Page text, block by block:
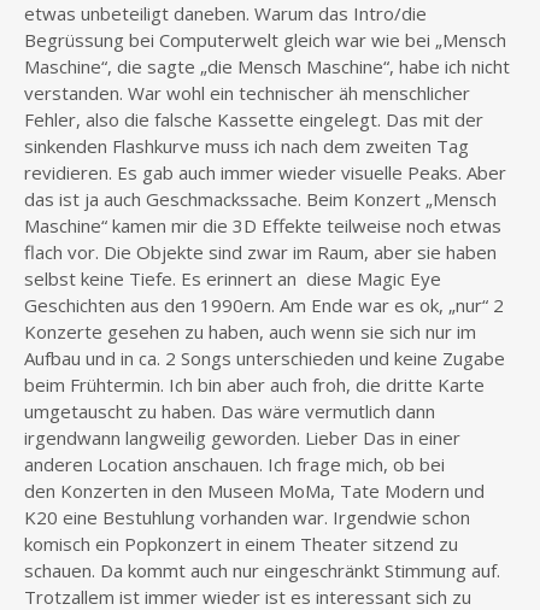
etwas unbeteiligt daneben. Warum das Intro/die
Begrüssung bei Computerwelt gleich war wie bei „Mensch
Maschine“, die sagte „die Mensch Maschine“, habe ich nicht
verstanden. War wohl ein technischer äh menschlicher
Fehler, also die falsche Kassette eingelegt. Das mit der
sinkenden Flashkurve muss ich nach dem zweiten Tag
revidieren. Es gab auch immer wieder visuelle Peaks. Aber
das ist ja auch Geschmackssache. Beim Konzert „Mensch
Maschine“ kamen mir die 3D Effekte teilweise noch etwas
flach vor. Die Objekte sind zwar im Raum, aber sie haben
selbst keine Tiefe. Es erinnert an diese Magic Eye
Geschichten aus den 1990ern. Am Ende war es ok, „nur“ 2
Konzerte gesehen zu haben, auch wenn sie sich nur im
Aufbau und in ca. 2 Songs unterschieden und keine Zugabe
beim Frühtermin. Ich bin aber auch froh, die dritte Karte
umgetauscht zu haben. Das wäre vermutlich dann
irgendwann langweilig geworden. Lieber Das in einer
anderen Location anschauen. Ich frage mich, ob bei
den Konzerten in den Museen MoMa, Tate Modern und
K20 eine Bestuhlung vorhanden war. Irgendwie schon
komisch ein Popkonzert in einem Theater sitzend zu
schauen. Da kommt auch nur eingeschränkt Stimmung auf.
Trotzallem ist immer wieder ist es interessant sich zu